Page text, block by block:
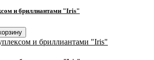
и бриллиантами "Iris"